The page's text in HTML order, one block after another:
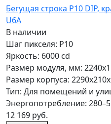
Бегущая строка Р10 DIP,
U6A
В наличии
Шаг пикселя: P10
Яркость: 6000 cd
Размер модуля, мм:
Размер корпуса:
Тип: Для помещений и
Энергопотребление:
12 169 руб.